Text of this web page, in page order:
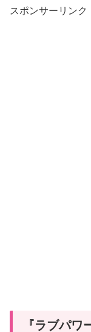
スポンサーリンク
『ラブパ